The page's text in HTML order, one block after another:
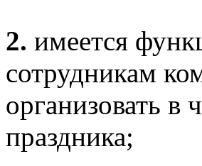
2. имеется
сотрудникам
организовать в
праздника;